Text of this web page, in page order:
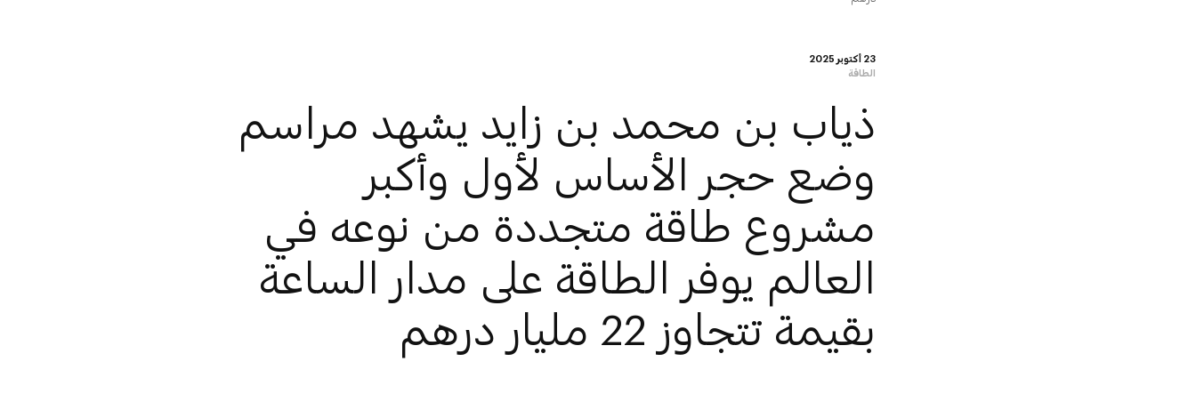
23 أكتوبر 2025
الطاقة
ذياب بن محمد بن زايد يشهد مراسم
وضع حجر الأساس لأول وأكبر
مشروع طاقة متجددة من نوعه في
العالم يوفر الطاقة على مدار الساعة
بقيمة تتجاوز 22 مليار درهم